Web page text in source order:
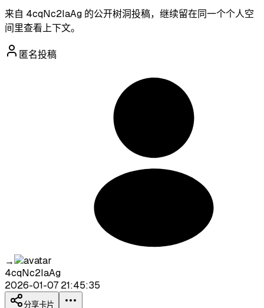
来自 4cqNc2IaAg 的公开树洞投稿，继续留在同一个个人空
间里查看上下文。
匿名投稿
→
4cqNc2IaAg
2026-01-07 21:45:35
分享卡片